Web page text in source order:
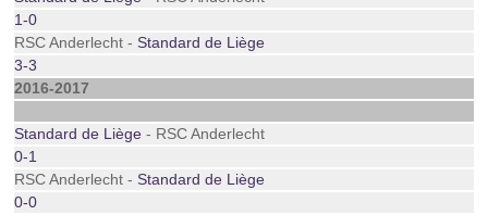
1-0
RSC Anderlecht -Standard de Liège
3-3
2016-2017
Standard de Liège - RSC Anderlecht
0-1
RSC Anderlecht -Standard de Liège
0-0